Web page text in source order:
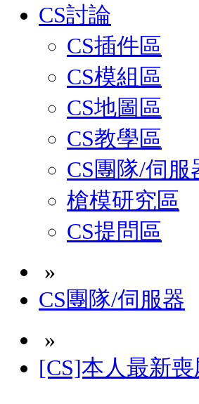
CS討論
CS插件區
CS模組區
CS地圖區
CS教學區
CS團隊/伺服
槍模研究區
CS提問區
»
CS團隊/伺服器
»
[CS]本人最新